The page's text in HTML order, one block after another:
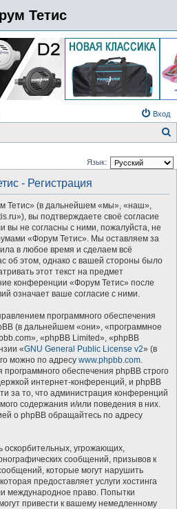
Тетис
Вход
Язык:
- Регистрация
Тетис» (в дальнейшем «мы», «наш»,
вы подтверждаете своё согласие
вы не согласны с ними, пожалуйста, не
«Форум Тетис». Мы оставляем за
в любое время и сделаем всё
об этом, однако с вашей стороны было
этот текст на предмет
конференции «Форум Тетис» после
означает ваше согласие с ними.
программного обеспечения
(в дальнейшем «они», «программное
«phpBB Limited», «phpBB
«GNU General Public License v2» (в
можно по адресу www.phpbb.com.
обеспечения phpBB строго
интернет-конференций, и phpBB
за то, что администрация конференций
содержания и/или поведения в них.
о phpBB обращайтесь по адресу
оскорбительных, угрожающих,
сообщений, призывов к
которые могут нарушить
предоставляет услуги хостинга
международное право. Попытки
привести к вашему немедленному